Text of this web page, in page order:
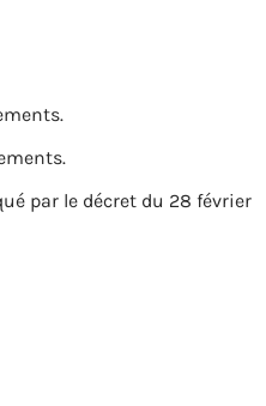
par le décret du 28 février